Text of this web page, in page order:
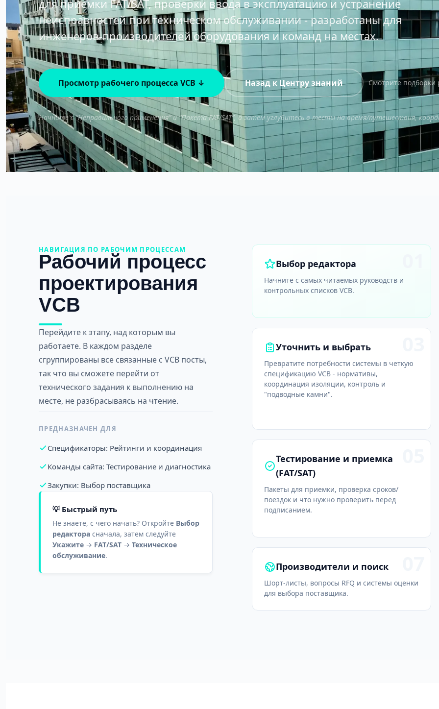
для приемки FAT/SAT, проверки ввода в эксплуатацию и устранение
неисправностей при техническом обслуживании - разработаны для
инженеров-производителей оборудования и команд на местах.
Просмотр рабочего процесса VCB ↓ Назад к Центру знаний Смотрите подборки
Начните с “Неправильного применения” и “Пакета FAT/SAT”, а затем углубитесь в тесты на время/путешествия,
НАВИГАЦИЯ ПО РАБОЧИМ ПРОЦЕССАМ
Рабочий процесс
проектирования
VCB
Перейдите к этапу, над которым вы
работаете. В каждом разделе
сгруппированы все связанные с VCB посты,
так что вы сможете перейти от
технического задания к выполнению на
месте, не разбрасываясь на чтение.
ПРЕДНАЗНАЧЕН ДЛЯ
Спецификаторы: Рейтинги и координация
Команды сайта: Тестирование и диагностика
Закупки: Выбор поставщика
💡 Быстрый путь
Не знаете, с чего начать? Откройте Выбор
редактора сначала, затем следуйте
Укажите → FAT/SAT →Техническое
обслуживание.
Выбор редактора
Начните с самых читаемых руководств и
контрольных списков VCB.
Уточнить и выбрать
Превратите потребности системы в четкую
спецификацию VCB - нормативы,
координация изоляции, контроль и
"подводные камни".
Тестирование и приемка
(FAT/SAT)
Пакеты для приемки, проверка сроков/
поездок и что нужно проверить перед
подписанием.
Производители и поиск
Шорт-листы, вопросы RFQ и системы оценки
для выбора поставщика.